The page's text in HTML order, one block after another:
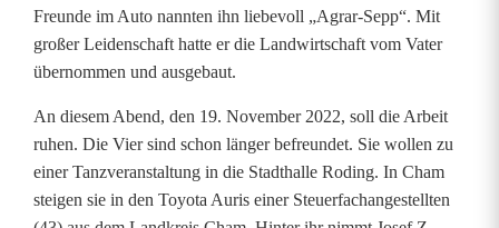
a
n
z
:
G
Freunde im Auto nannten ihn liebevoll „Agrar-Sepp“. Mit
großer Leidenschaft hatte er die Landwirtschaft vom Vater
übernommen und ausgebaut.
An diesem Abend, den 19. November 2022, soll die Arbeit
ruhen. Die Vier sind schon länger befreundet. Sie wollen zu
einer Tanzveranstaltung in die Stadthalle Roding. In Cham
steigen sie in den Toyota Auris einer Steuerfachangestellten